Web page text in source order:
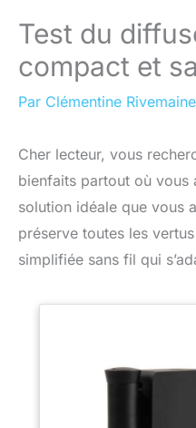
Test du
compact et
Par Clémentine Rivemaine
Cher lecteur, vous
bienfaits partout où vous
solution idéale que vous
préserve toutes les
simplifiée sans fil qui